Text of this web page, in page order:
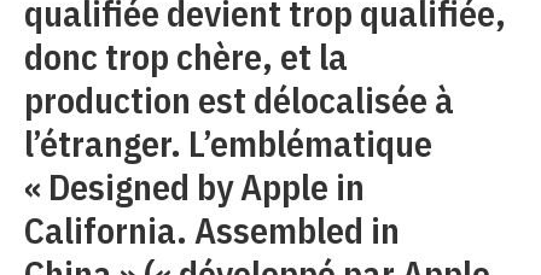
qualifiée devient trop qualifiée,
donc trop chère, et la
production est délocalisée à
l’étranger. L’emblématique
« Designed by Apple in
California. Assembled in